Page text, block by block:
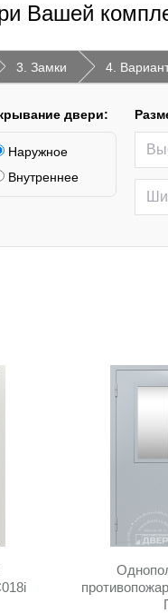
Вашей
3. Замки 4.
двери:
Наружное
Внутреннее